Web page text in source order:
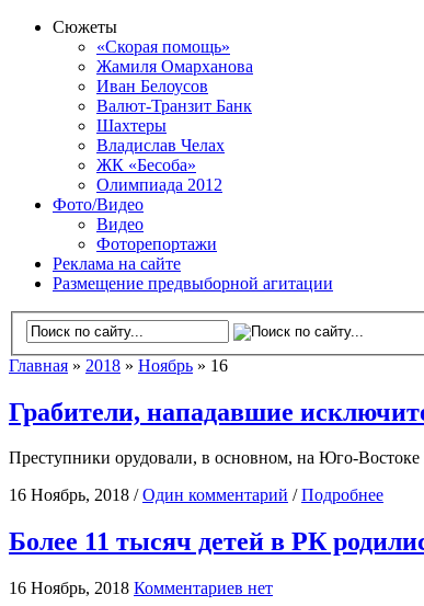
Сюжеты
«Скорая помощь»
Жамиля Омарханова
Иван Белоусов
Валют-Транзит Банк
Шахтеры
Владислав Челах
ЖК «Бесоба»
Олимпиада 2012
Фото/Видео
Видео
Фоторепортажи
Реклама на сайте
Размещение предвыборной агитации
Главная » 2018 » Ноябрь » 16
Грабители, нападавшие
Преступники орудовали, в основном, на Юго-Востоке
16 Ноябрь, 2018 /Один комментарий /Подробнее
Более 11 тысяч детей в РК
16 Ноябрь, 2018 Комментариев нет